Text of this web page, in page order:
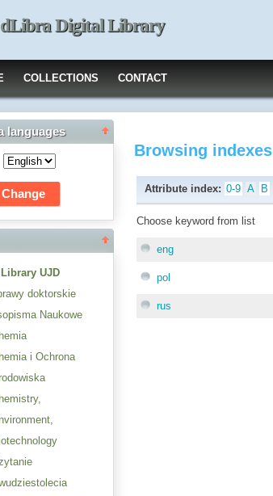
dLibra Digital Library
COLLECTIONS CONTACT
languages
UJD
doktorskie
Naukowe
i Ochrona
Browsing indexes
Attribute index: 0-9 A B
Choose keyword from list
eng
pol
rus